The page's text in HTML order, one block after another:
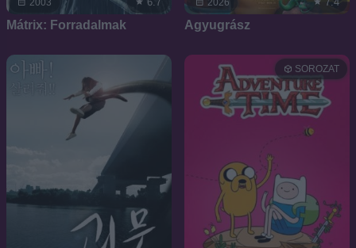
2003
Mátrix: Forradalmak
2026
Agyugrász
SOROZAT